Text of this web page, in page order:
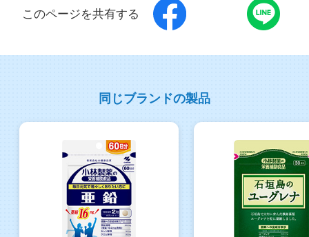
このページを共有する
同じブランドの製品